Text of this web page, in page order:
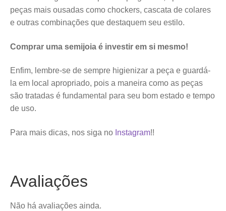
peças mais ousadas como chockers, cascata de colares
e outras combinações que destaquem seu estilo.
Comprar uma semijoia é investir em si mesmo!
Enfim, lembre-se de sempre higienizar a peça e guardá-
la em local apropriado, pois a maneira como as peças
são tratadas é fundamental para seu bom estado e tempo
de uso.
Para mais dicas, nos siga no Instagram!!
Avaliações
Não há avaliações ainda.